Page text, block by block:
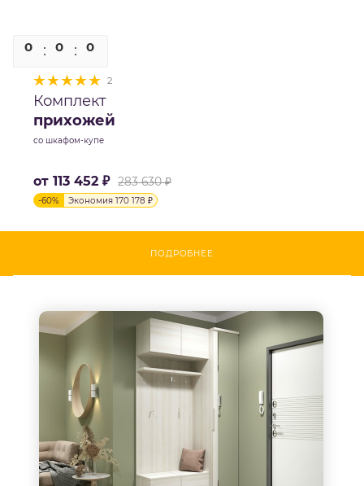
0 0 0
2
Комплект
прихожей
со шкафом-купе
от 113 452 ₽ 283 630 ₽
-60% Экономия 170 178 ₽
ПОДРОБНЕЕ